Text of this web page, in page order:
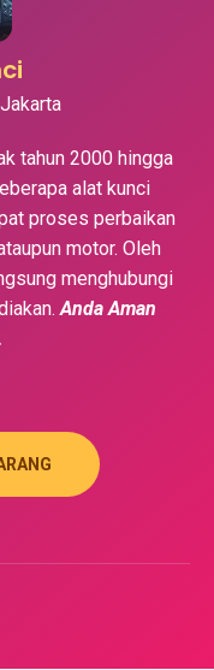
tahun 2000 hingga
alat kunci
proses perbaikan
motor. Oleh
menghubungi
Anda Aman